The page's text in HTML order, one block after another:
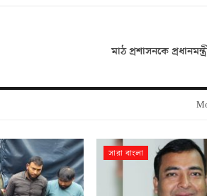
মাঠ প্রশাসনকে
সারা বাংলা